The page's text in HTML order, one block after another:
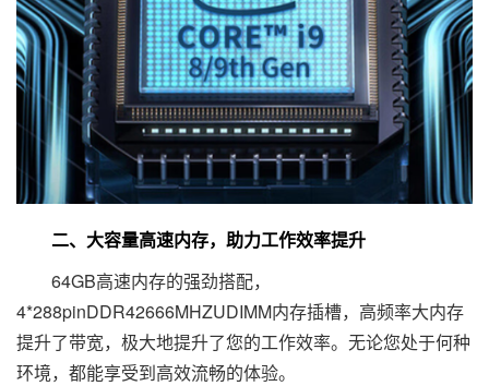
二、大容量高速内存，助力工作效率提升
64GB高速内存的强劲搭配，
4*288pinDDR42666MHZUDIMM内存插槽，高频率大内存
提升了带宽，极大地提升了您的工作效率。无论您处于何种
环境，都能享受到高效流畅的体验。